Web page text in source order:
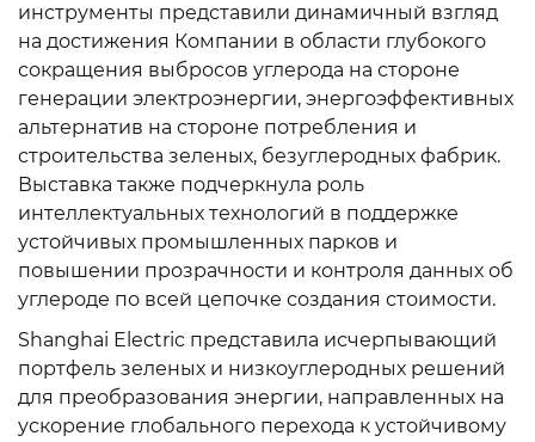
инструменты представили динамичный взгляд
на достижения Компании в области глубокого
сокращения выбросов углерода на стороне
генерации электроэнергии, энергоэффективных
альтернатив на стороне потребления и
строительства зеленых, безуглеродных фабрик.
Выставка также подчеркнула роль
интеллектуальных технологий в поддержке
устойчивых промышленных парков и
повышении прозрачности и контроля данных об
углероде по всей цепочке создания стоимости.
Shanghai Electric представила исчерпывающий
портфель зеленых и низкоуглеродных решений
для преобразования энергии, направленных на
ускорение глобального перехода к устойчивому